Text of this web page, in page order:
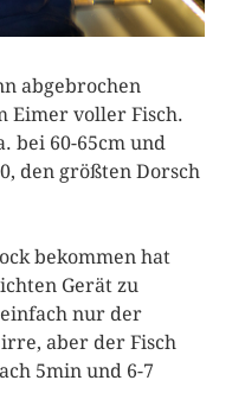
abgebrochen
Eimer voller Fisch.
bei 60-65cm und
den größten Dorsch
bekommen hat
Gerät zu
nur der
aber der Fisch
5min und 6-7